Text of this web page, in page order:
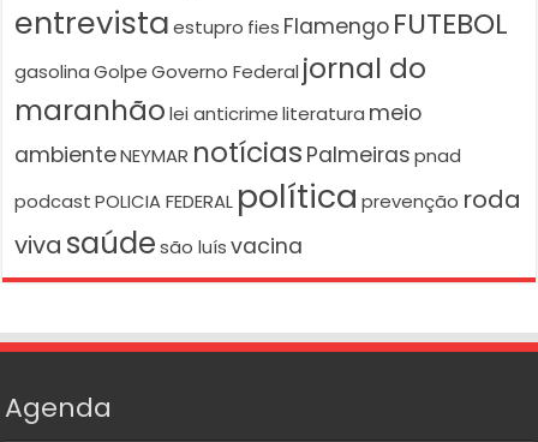
entrevista estupro fies Flamengo FUTEBOL
gasolina Golpe Governo Federal jornal do
maranhão lei anticrime literatura meio
ambienteNEYMAR notícias Palmeiras pnad
podcast POLICIA FEDERAL política prevenção roda
viva saúde são luís vacina
Agenda